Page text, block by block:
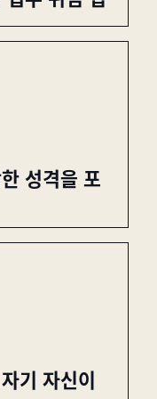
성격을 포
기 자신이